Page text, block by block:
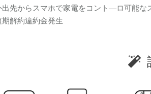
出先からスマホで家電をコント―ロ可能な
期解約違約金発生